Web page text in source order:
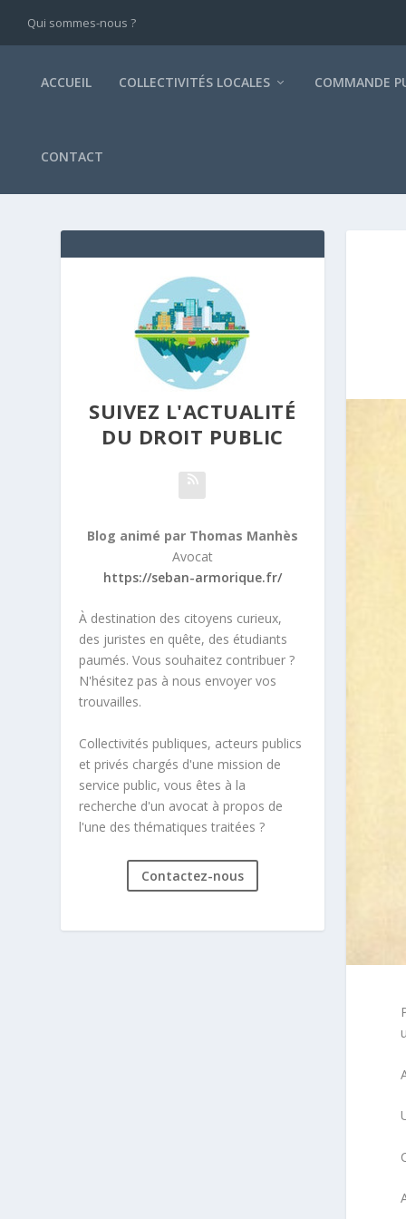
Qui sommes-nous ?
ACCUEIL COLLECTIVITÉS LOCALES COMMANDE
CONTACT
SUIVEZ L'ACTUALITÉ
DU DROIT PUBLIC
Blog animé par Thomas Manhès
Avocat
https://seban-armorique.fr/
À destination des citoyens curieux,
des juristes en quête, des étudiants
paumés. Vous souhaitez contribuer ?
N'hésitez pas à nous envoyer vos
trouvailles.
Collectivités publiques, acteurs publics
et privés chargés d'une mission de
service public, vous êtes à la
recherche d'un avocat à propos de
l'une des thématiques traitées ?
Contactez-nous